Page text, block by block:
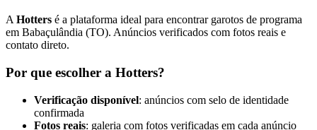
A Hotters é a plataforma ideal para encontrar garotos de programa
em Babaçulândia (TO). Anúncios verificados com fotos reais e
contato direto.
Por que escolher a Hotters?
Verificação disponível: anúncios com selo de identidade
confirmada
Fotos reais: galeria com fotos verificadas em cada anúncio